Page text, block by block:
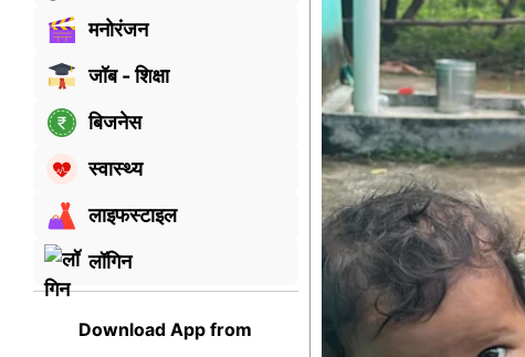
मनोरंजन
जॉब - शिक्षा
बिजनेस
स्वास्थ्य
लाइफस्टाइल
लॉगिन
Download App from